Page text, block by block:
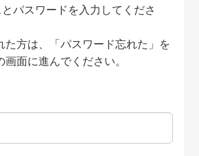
パスワードを入力してくださ
た方は、「パスワード忘れた」を
画面に進んでください。